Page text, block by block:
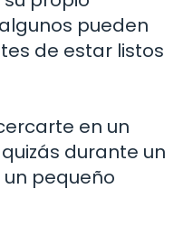
pueden
de estar listos
en un
durante un
pequeño